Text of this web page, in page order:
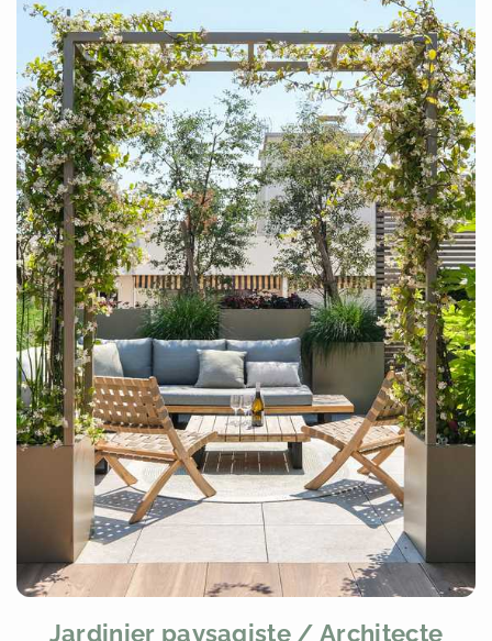
Jardinier paysagiste / Architecte